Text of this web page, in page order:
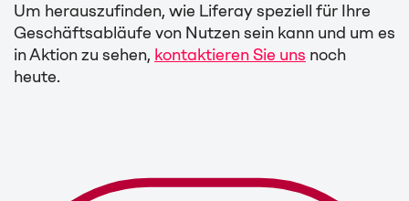
Um herauszufinden, wie Liferay speziell für Ihre
Geschäftsabläufe von Nutzen sein kann und um es
in Aktion zu sehen, kontaktieren Sie uns noch
heute.